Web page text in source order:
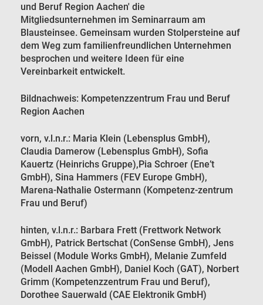
und Beruf Region Aachen' die
Mitgliedsunternehmen im Seminarraum am
Blausteinsee. Gemeinsam wurden Stolpersteine auf
dem Weg zum familienfreundlichen Unternehmen
besprochen und weitere Ideen für eine
Vereinbarkeit entwickelt.
Bildnachweis: Kompetenzzentrum Frau und Beruf
Region Aachen
vorn, v.l.n.r.: Maria Klein (Lebensplus GmbH),
Claudia Damerow (Lebensplus GmbH), Sofia
Kauertz (Heinrichs Gruppe),Pia Schroer (Ene’t
GmbH), Sina Hammers (FEV Europe GmbH),
Marena-Nathalie Ostermann (Kompetenz-zentrum
Frau und Beruf)
hinten, v.l.n.r.: Barbara Frett (Frettwork Network
GmbH), Patrick Bertschat (ConSense GmbH), Jens
Beissel (Module Works GmbH), Melanie Zumfeld
(Modell Aachen GmbH), Daniel Koch (GAT), Norbert
Grimm (Kompetenzzentrum Frau und Beruf),
Dorothee Sauerwald (CAE Elektronik GmbH)